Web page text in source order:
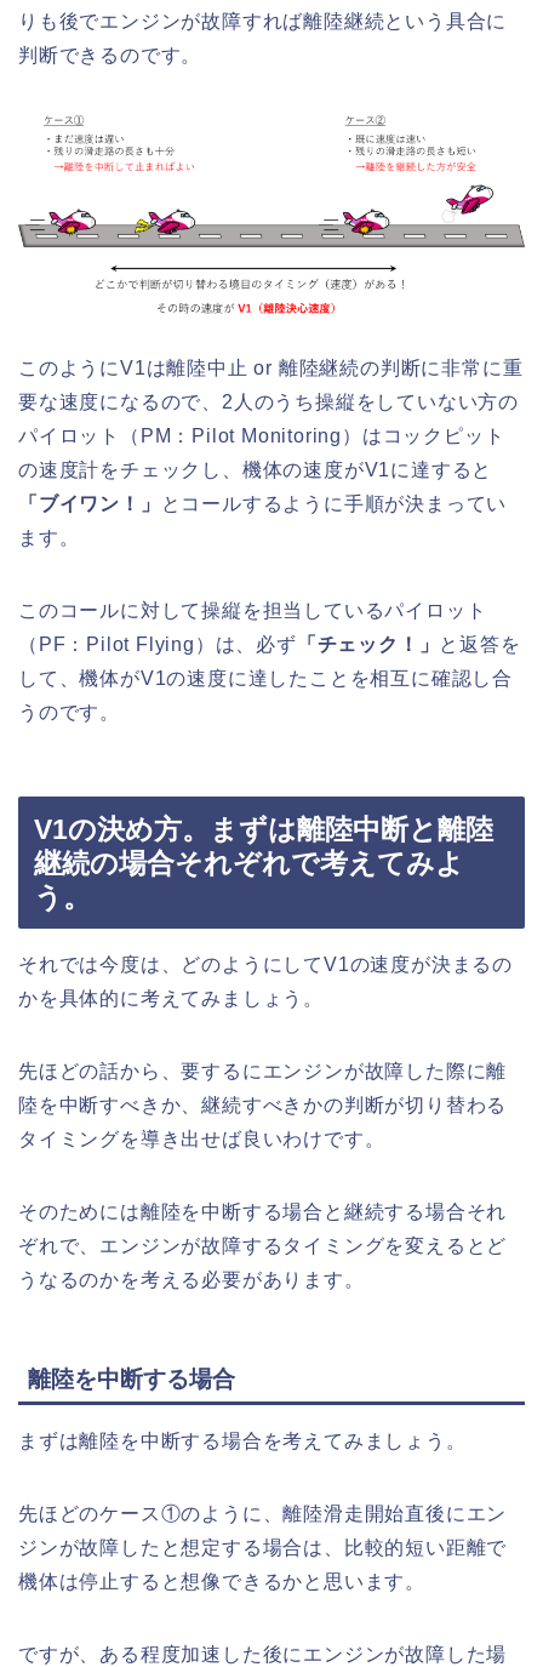
りも後でエンジンが故障すれば離陸継続という具合に
判断できるのです。
このようにV1は離陸中止 or 離陸継続の判断に非常に重
要な速度になるので、2人のうち操縦をしていない方の
パイロット（PM：Pilot Monitoring）はコックピット
の速度計をチェックし、機体の速度がV1に達すると
「ブイワン！」
とコールするように手順が決まってい
ます。
このコールに対して操縦を担当しているパイロット
（PF：Pilot Flying）は、必ず 「チェック！」 と返答を
して、機体がV1の速度に達したことを相互に確認し合
うのです。
V1の決め方。まずは離陸中断と離陸
継続の場合それぞれで考えてみよ
う。
それでは今度は、どのようにしてV1の速度が決まるの
かを具体的に考えてみましょう。
先ほどの話から、要するにエンジンが故障した際に離
陸を中断すべきか、継続すべきかの判断が切り替わる
タイミングを導き出せば良いわけです。
そのためには離陸を中断する場合と継続する場合それ
ぞれで、エンジンが故障するタイミングを変えるとど
うなるのかを考える必要があります。
離陸を中断する場合
まずは離陸を中断する場合を考えてみましょう。
先ほどのケース①のように、離陸滑走開始直後にエン
ジンが故障したと想定する場合は、比較的短い距離で
機体は停止すると想像できるかと思います。
ですが、ある程度加速した後にエンジンが故障した場